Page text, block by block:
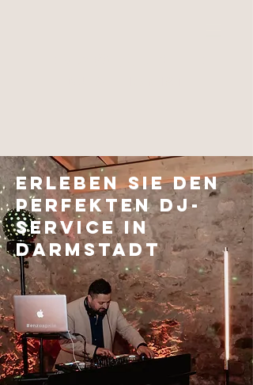
Erleben Sie den
perfekten DJ-
Service in
Darmstadt